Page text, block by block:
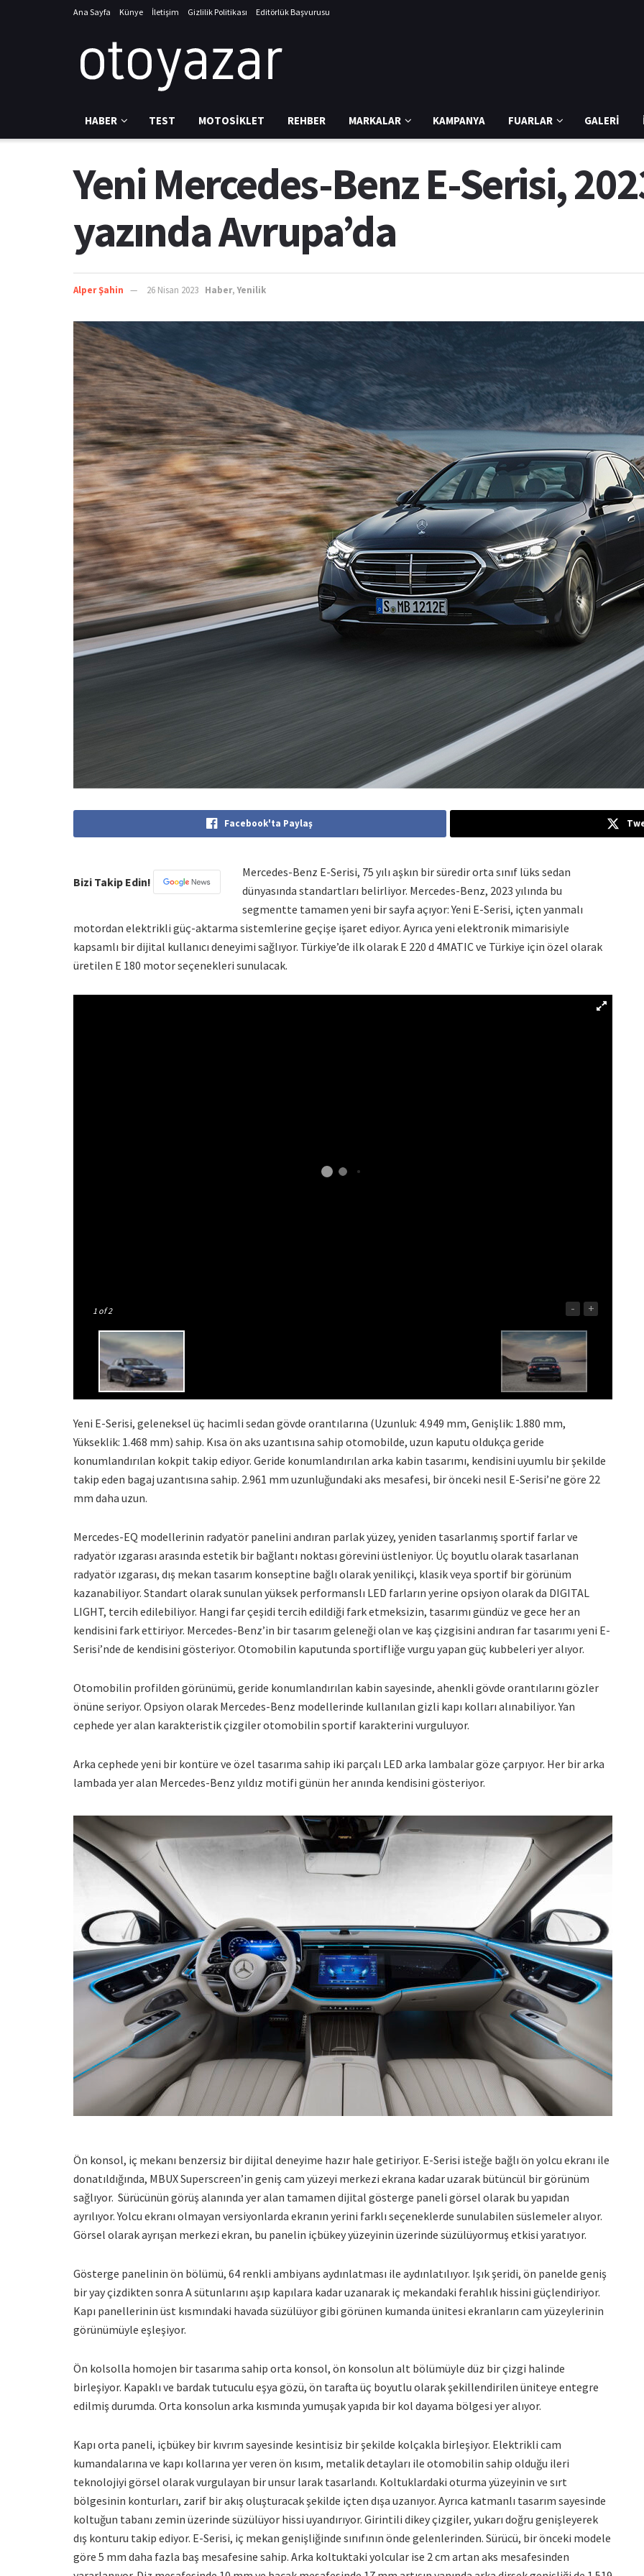
Ana Sayfa Künye İletişim Gizlilik Politikası Editörlük Başvurusu
HABER TEST MOTOSIKLET REHBER MARKALAR KAMPANYA FUARLAR GALERI
Yeni Mercedes-Benz E-Serisi,
yazında Avrupa’da
Alper Şahin 26 Nisan 2023 Haber,Yenilik
Facebook'ta Paylaş
Bizi Takip Edin!
Mercedes-Benz E-Serisi, 75 yılı aşkın bir süredir orta sınıf lüks sedan
dünyasında standartları belirliyor. Mercedes-Benz, 2023 yılında bu
segmentte tamamen yeni bir sayfa açıyor: Yeni E-Serisi, içten yanmalı
motordan elektrikli güç-aktarma sistemlerine geçişe işaret ediyor. Ayrıca yeni elektronik mimarisiyle
kapsamlı bir dijital kullanıcı deneyimi sağlıyor. Türkiye’de ilk olarak E 220 d 4MATIC ve Türkiye için özel olarak
üretilen E 180 motor seçenekleri sunulacak.
1 of 2 - +
Yeni E-Serisi, geleneksel üç hacimli sedan gövde orantılarına (Uzunluk: 4.949 mm, Genişlik: 1.880 mm,
Yükseklik: 1.468 mm) sahip. Kısa ön aks uzantısına sahip otomobilde, uzun kaputu oldukça geride
konumlandırılan kokpit takip ediyor. Geride konumlandırılan arka kabin tasarımı, kendisini uyumlu bir şekilde
takip eden bagaj uzantısına sahip. 2.961 mm uzunluğundaki aks mesafesi, bir önceki nesil E-Serisi’ne göre 22
mm daha uzun.
Mercedes-EQ modellerinin radyatör panelini andıran parlak yüzey, yeniden tasarlanmış sportif farlar ve
radyatör ızgarası arasında estetik bir bağlantı noktası görevini üstleniyor. Üç boyutlu olarak tasarlanan
radyatör ızgarası, dış mekan tasarım konseptine bağlı olarak yenilikçi, klasik veya sportif bir görünüm
kazanabiliyor. Standart olarak sunulan yüksek performanslı LED farların yerine opsiyon olarak da DIGITAL
LIGHT, tercih edilebiliyor. Hangi far çeşidi tercih edildiği fark etmeksizin, tasarımı gündüz ve gece her an
kendisini fark ettiriyor. Mercedes-Benz’in bir tasarım geleneği olan ve kaş çizgisini andıran far tasarımı yeni E-
Serisi’nde de kendisini gösteriyor. Otomobilin kaputunda sportifliğe vurgu yapan güç kubbeleri yer alıyor.
Otomobilin profilden görünümü, geride konumlandırılan kabin sayesinde, ahenkli gövde orantılarını gözler
önüne seriyor. Opsiyon olarak Mercedes-Benz modellerinde kullanılan gizli kapı kolları alınabiliyor. Yan
cephede yer alan karakteristik çizgiler otomobilin sportif karakterini vurguluyor.
Arka cephede yeni bir kontüre ve özel tasarıma sahip iki parçalı LED arka lambalar göze çarpıyor. Her bir arka
lambada yer alan Mercedes-Benz yıldız motifi günün her anında kendisini gösteriyor.
Ön konsol, iç mekanı benzersiz bir dijital deneyime hazır hale getiriyor. E-Serisi isteğe bağlı ön yolcu ekranı ile
donatıldığında, MBUX Superscreen’in geniş cam yüzeyi merkezi ekrana kadar uzarak bütüncül bir görünüm
sağlıyor. Sürücünün görüş alanında yer alan tamamen dijital gösterge paneli görsel olarak bu yapıdan
ayrılıyor. Yolcu ekranı olmayan versiyonlarda ekranın yerini farklı seçeneklerde sunulabilen süslemeler alıyor.
Görsel olarak ayrışan merkezi ekran, bu panelin içbükey yüzeyinin üzerinde süzülüyormuş etkisi yaratıyor.
Gösterge panelinin ön bölümü, 64 renkli ambiyans aydınlatması ile aydınlatılıyor. Işık şeridi, ön panelde geniş
bir yay çizdikten sonra A sütunlarını aşıp kapılara kadar uzanarak iç mekandaki ferahlık hissini güçlendiriyor.
Kapı panellerinin üst kısmındaki havada süzülüyor gibi görünen kumanda ünitesi ekranların cam yüzeylerinin
görünümüyle eşleşiyor.
Ön kolsolla homojen bir tasarıma sahip orta konsol, ön konsolun alt bölümüyle düz bir çizgi halinde
birleşiyor. Kapaklı ve bardak tutuculu eşya gözü, ön tarafta üç boyutlu olarak şekillendirilen üniteye entegre
edilmiş durumda. Orta konsolun arka kısmında yumuşak yapıda bir kol dayama bölgesi yer alıyor.
Kapı orta paneli, içbükey bir kıvrım sayesinde kesintisiz bir şekilde kolçakla birleşiyor. Elektrikli cam
kumandalarına ve kapı kollarına yer veren ön kısım, metalik detayları ile otomobilin sahip olduğu ileri
teknolojiyi görsel olarak vurgulayan bir unsur larak tasarlandı. Koltuklardaki oturma yüzeyinin ve sırt
bölgesinin konturları, zarif bir akış oluşturacak şekilde içten dışa uzanıyor. Ayrıca katmanlı tasarım sayesinde
koltuğun tabanı zemin üzerinde süzülüyor hissi uyandırıyor. Girintili dikey çizgiler, yukarı doğru genişleyerek
dış konturu takip ediyor. E-Serisi, iç mekan genişliğinde sınıfının önde gelenlerinden. Sürücü, bir önceki modele
göre 5 mm daha fazla baş mesafesine sahip. Arka koltuktaki yolcular ise 2 cm artan aks mesafesinden